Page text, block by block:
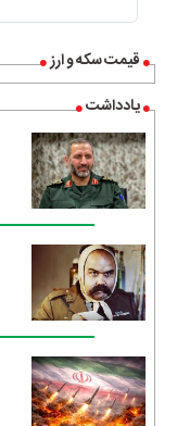
قیمت سکه و ارز
یادداشت